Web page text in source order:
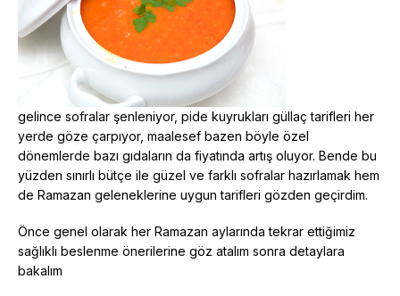
gelince sofralar şenleniyor, pide kuyrukları güllaç tarifleri her
yerde göze çarpıyor, maalesef bazen böyle özel
dönemlerde bazı gıdaların da fiyatında artış oluyor. Bende bu
yüzden sınırlı bütçe ile güzel ve farklı sofralar hazırlamak hem
de Ramazan geleneklerine uygun tarifleri gözden geçirdim.
Önce genel olarak her Ramazan aylarında tekrar ettiğimiz
sağlıklı beslenme önerilerine göz atalım sonra detaylara
bakalım